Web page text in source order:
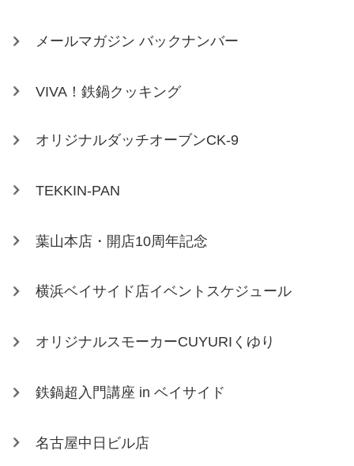
メールマガジン バックナンバー
VIVA！鉄鍋クッキング
オリジナルダッチオーブンCK-9
TEKKIN-PAN
葉山本店・開店10周年記念
横浜ベイサイド店イベントスケジュール
オリジナルスモーカーCUYURIくゆり
鉄鍋超入門講座 in ベイサイド
名古屋中日ビル店